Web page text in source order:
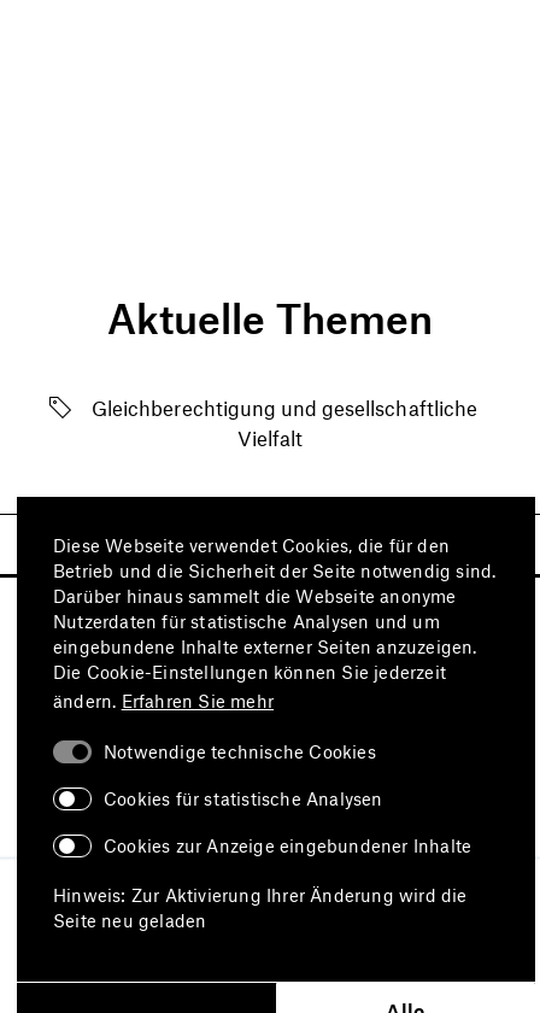
Aktuelle Themen
Gleichberechtigung und gesellschaftliche
Vielfalt
Besuchen Sie auch
Impressum
Datenschutz
Nutzungsbedingungen
Erklärung zur Barrierefreiheit
Diese Webseite verwendet Cookies, die für den
Betrieb und die Sicherheit der Seite notwendig sind.
Darüber hinaus sammelt die Webseite anonyme
Nutzerdaten für statistische Analysen und um
eingebundene Inhalte externer Seiten anzuzeigen.
Die Cookie-Einstellungen können Sie jederzeit
ändern. Erfahren Sie mehr
Notwendige technische Cookies
Cookies für statistische Analysen
Cookies zur Anzeige eingebundener Inhalte
Hinweis: Zur Aktivierung Ihrer Änderung wird die
Seite neu geladen